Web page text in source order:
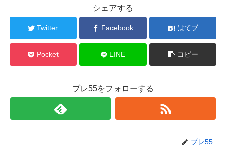
シェアする
Twitter Facebook はてブ
Pocket LINE コピー
ブレ55をフォローする
ブレ55